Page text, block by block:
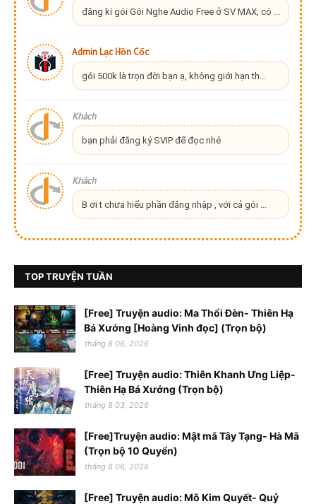
đăng kí gói Gói Nghe Audio Free ở SV MAX, có ...
Admin Lạc Hồn Cốc
gói 500k là trọn đời bạn ạ, không giới hạn th...
Khách
bạn phải đăng ký SVIP để đọc nhé
Khách
B ơi t chưa hiểu phần đăng nhập , với cả gói ...
TOP TRUYỆN TUẦN
[Free] Truyện audio: Ma Thổi Đèn- Thiên Hạ
Bá Xướng [Hoàng Vinh đọc] (Trọn bộ)
tháng 8 06, 2026
[Free] Truyện audio: Thiên Khanh Ưng Liệp-
Thiên Hạ Bá Xướng (Trọn bộ)
tháng 8 03, 2026
[Free]Truyện audio: Mật mã Tây Tạng- Hà Mã
(Trọn bộ 10 Quyển)
tháng 8 06, 2026
[Free] Truyện audio: Mô Kim Quyết- Quỷ